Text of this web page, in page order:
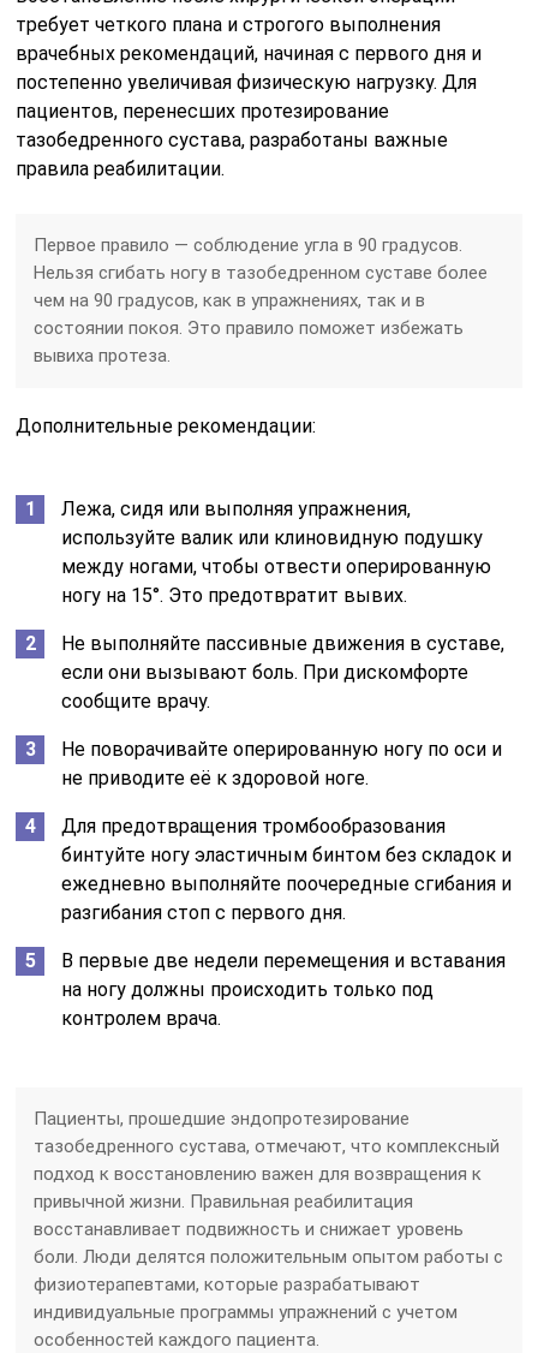
требует четкого плана и строгого выполнения
врачебных рекомендаций, начиная с первого дня и
постепенно увеличивая физическую нагрузку. Для
пациентов, перенесших протезирование
тазобедренного сустава, разработаны важные
правила реабилитации.
Первое правило — соблюдение угла в 90 градусов.
Нельзя сгибать ногу в тазобедренном суставе более
чем на 90 градусов, как в упражнениях, так и в
состоянии покоя. Это правило поможет избежать
вывиха протеза.
Дополнительные рекомендации:
Лежа, сидя или выполняя упражнения,
используйте валик или клиновидную подушку
между ногами, чтобы отвести оперированную
ногу на 15°. Это предотвратит вывих.
Не выполняйте пассивные движения в суставе,
если они вызывают боль. При дискомфорте
сообщите врачу.
Не поворачивайте оперированную ногу по оси и
не приводите её к здоровой ноге.
Для предотвращения тромбообразования
бинтуйте ногу эластичным бинтом без складок и
ежедневно выполняйте поочередные сгибания и
разгибания стоп с первого дня.
В первые две недели перемещения и вставания
на ногу должны происходить только под
контролем врача.
Пациенты, прошедшие эндопротезирование
тазобедренного сустава, отмечают, что комплексный
подход к восстановлению важен для возвращения к
привычной жизни. Правильная реабилитация
восстанавливает подвижность и снижает уровень
боли. Люди делятся положительным опытом работы с
физиотерапевтами, которые разрабатывают
индивидуальные программы упражнений с учетом
особенностей каждого пациента.